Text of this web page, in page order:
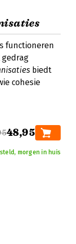
functioneren
biedt
cohesie
48,95
morgen in huis